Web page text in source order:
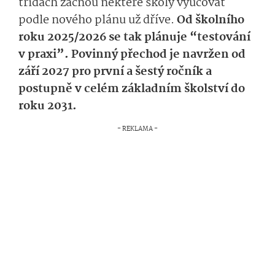
podle nového plánu už dříve. Od školního
roku 2025/2026 se tak plánuje “testování
v praxi”. Povinný přechod je navržen od
září 2027 pro první a šestý ročník a
postupně v celém základním školství do
roku 2031.